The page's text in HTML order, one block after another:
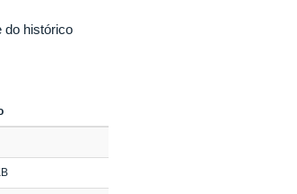
do histórico